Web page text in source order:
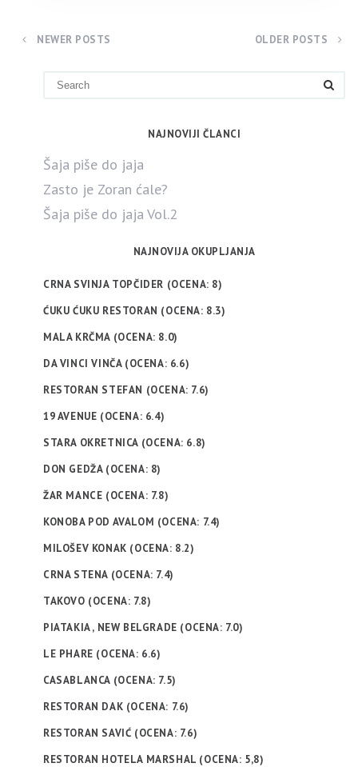
NEWER POSTS OLDER POSTS
NAJNOVIJI ČLANCI
Šaja piše do jaja
Zasto je Zoran ćale?
Šaja piše do jaja Vol.2
NAJNOVIJA OKUPLJANJA
CRNA SVINJA TOPČIDER (OCENA: 8)
ĆUKU ĆUKU RESTORAN (OCENA: 8.3)
MALA KRČMA (OCENA: 8.0)
DA VINCI VINČA (OCENA: 6.6)
RESTORAN STEFAN (OCENA: 7.6)
19 AVENUE (OCENA: 6.4)
STARA OKRETNICA (OCENA: 6.8)
DON GEDŽA (OCENA: 8)
ŽAR MANCE (OCENA: 7.8)
KONOBA POD AVALOM (OCENA: 7.4)
MILOŠEV KONAK (OCENA: 8.2)
CRNA STENA (OCENA: 7.4)
TAKOVO (OCENA: 7.8)
PIATAKIA , NEW BELGRADE (OCENA: 7.0)
LE PHARE (OCENA: 6.6)
CASABLANCA (OCENA: 7.5)
RESTORAN DAK (OCENA: 7.6)
RESTORAN SAVIĆ (OCENA: 7.6)
RESTORAN HOTELA MARSHAL (OCENA: 5,8)